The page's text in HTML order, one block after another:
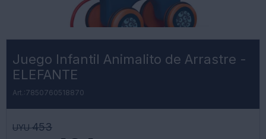
Juego Infantil Animalito de Arrastre -
ELEFANTE
7850760518870
UYU 453